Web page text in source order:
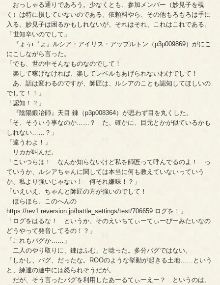
おっしゃる通りであろう。少なくとも、参加メンバー（妙見子を覗
く）は特に損していないのである。依頼料やら、その他もろもろは手に
入る。妙見子は困るかもしれないが、それはそれ、これはこれである。
「世知辛いのでして」
『ょぅι゛ょ』ルシア・アイリス・アップルトン（p3p009869）がにこ
にこしながら言った。
「でも、世の中そんなものなのでして！
楽して稼げなければ、楽してレベルもあげられないわけでして！
あ、話は変わるのですが、師匠は、ルシアのことも認知してほしいの
でして！！」
「認知！？」
『陰陽鍛冶師』天目 錬（p3p008364）が思わず目を丸くした。
「そ、そういう事なのか……？ た、確かに、目元とかが似ているかも
しれない……？」
「違うわよ！」
リカが叫んだ。
「こいつらは！ なんか知らないけど私を師匠って呼んでるのよ！ っ
ていうか、ルシアちゃんに関しては本当に何も教えていないっていう
か、私より強いじゃない！ 何それ嫌味！？」
「いえいえ、ちゃんと師匠の方が強いのでして！
ほらほら、このへんの
https://rev1.reversion.jp/battle_settings/test/706659 ログを！」
「ログをはるな！ というか、そのえいちてぃーてぃーぴーみたいなの
どうやって発音してるの！？」
「これもバグか……」
二人のやり取りに、錬はふむ、と唸った。多分バグではない。
「しかし、バグ、だったな。ROOのような挙動が起きる土地……という
と、練達の連中には怒られそうだが。
だが、そう言ったバグを利用したあーるてぃーえー？ というのは、